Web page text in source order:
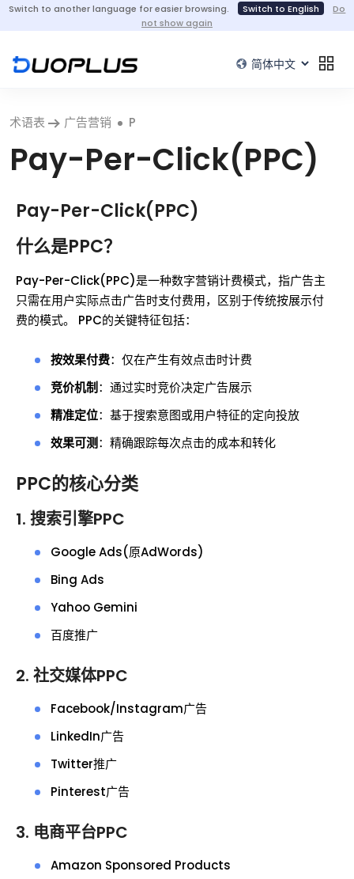
Switch to another language for easier browsing. Switch to English
Do
not show again
术语表 广告营销 P
Pay-Per-Click(PPC)
Pay-Per-Click(PPC)
什么是PPC？
Pay-Per-Click(PPC)是一种数字营销计费模式，指广告主
只需在用户实际点击广告时支付费用，区别于传统按展示付
费的模式。 PPC的关键特征包括：
按效果付费：仅在产生有效点击时计费
竞价机制 ：通过实时竞价决定广告展示
精准定位：基于搜索意图或用户特征的定向投放
效果可测：精确跟踪每次点击的成本和转化
PPC的核心分类
1. 搜索引擎PPC
Google Ads(原AdWords)
Bing Ads
Yahoo Gemini
百度推广
2. 社交媒体PPC
Facebook/Instagram广告
LinkedIn广告
Twitter推广
Pinterest广告
3. 电商平台PPC
Amazon Sponsored Products